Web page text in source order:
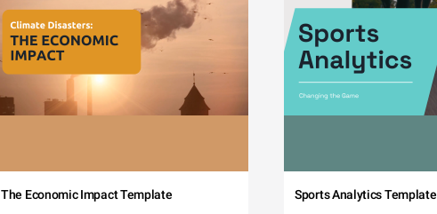
The Economic Impact Template Sports Analytics Template